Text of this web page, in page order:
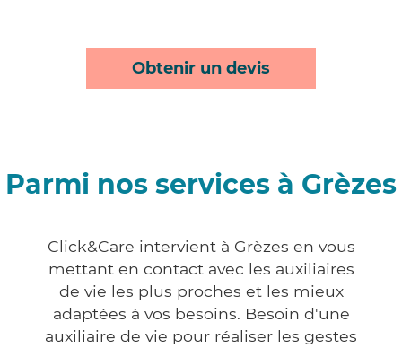
Obtenir un devis
Parmi nos services à Grèzes
Click&Care intervient à Grèzes en vous
mettant en contact avec les auxiliaires
de vie les plus proches et les mieux
adaptées à vos besoins. Besoin d'une
auxiliaire de vie pour réaliser les gestes